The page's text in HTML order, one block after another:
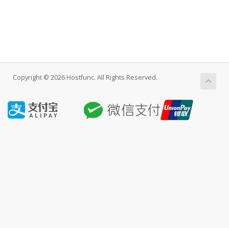
Copyright © 2026 Hostfunc. All Rights Reserved.